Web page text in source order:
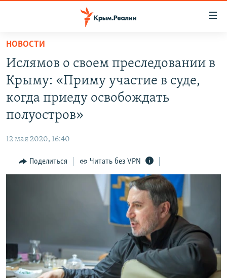
Вернуться
основному
содержанию
Вернутся
главной
Вернутся
поиску
ВОДА
ИНФОГРАФИКА
ТЕЛЕПРОЕКТ КРЫМ.РЕАЛИИ
СОВЕТЫ ПРАВОЗАЩИТНИКОВ
КРЫМ.НЕПОКОРЕННЫЙ
ELIFBE
РАДІО СВОБОДА
КАК ОБОЙТИ БЛОКИРОВКУ
НОВОСТИ
Ислямов о своем преследовании в
Крыму: «Приму участие в суде,
когда приеду освобождать
полуостров»
12 мая 2020, 16:40
Поделиться Читать без VPN